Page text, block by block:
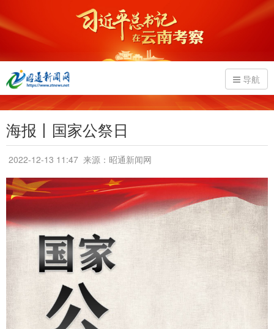
导航
海报丨国家公祭日
2022-12-13 11:47 来源：昭通新闻网